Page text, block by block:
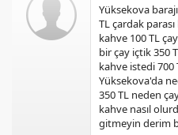
Yüksekova
TL çardak
kahve 100 TL
bir çay içtik 350
kahve istedi
Yüksekova'da
350 TL neden
kahve nasıl
gitmeyin derim